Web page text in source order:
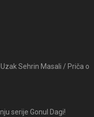
Sehrin Masali / Priča o
serije Gonul Dagi!